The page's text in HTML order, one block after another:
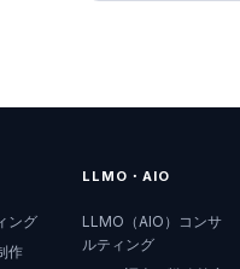
ング
作
LLMO・AIO
LLMO（AIO）コンサ
ルティング